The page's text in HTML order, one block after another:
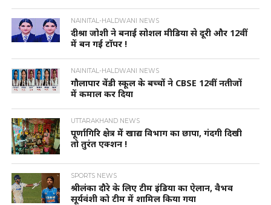
NAINITAL-HALDWANI NEWS
दीश्रा जोशी ने बनाई सोशल मीडिया से दूरी और 12वीं
में बन गई टॉपर !
NAINITAL-HALDWANI NEWS
गौलापार वेंडी स्कूल के बच्चों ने CBSE 12वीं नतीजों
में कमाल कर दिया
UTTARAKHAND NEWS
पूर्णागिरि क्षेत्र में खाद्य विभाग का छापा, गंदगी दिखी
तो तुरंत एक्शन !
SPORTS NEWS
श्रीलंका दौरे के लिए टीम इंडिया का ऐलान, वैभव
सूर्यवंशी को टीम में शामिल किया गया